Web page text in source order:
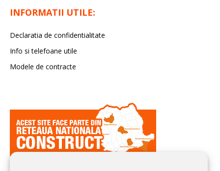
INFORMATII UTILE:
Declaratia de confidentialitate
Info si telefoane utile
Modele de contracte